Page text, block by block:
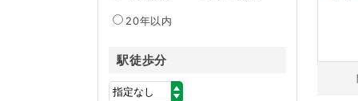
20年以内
駅徒歩分